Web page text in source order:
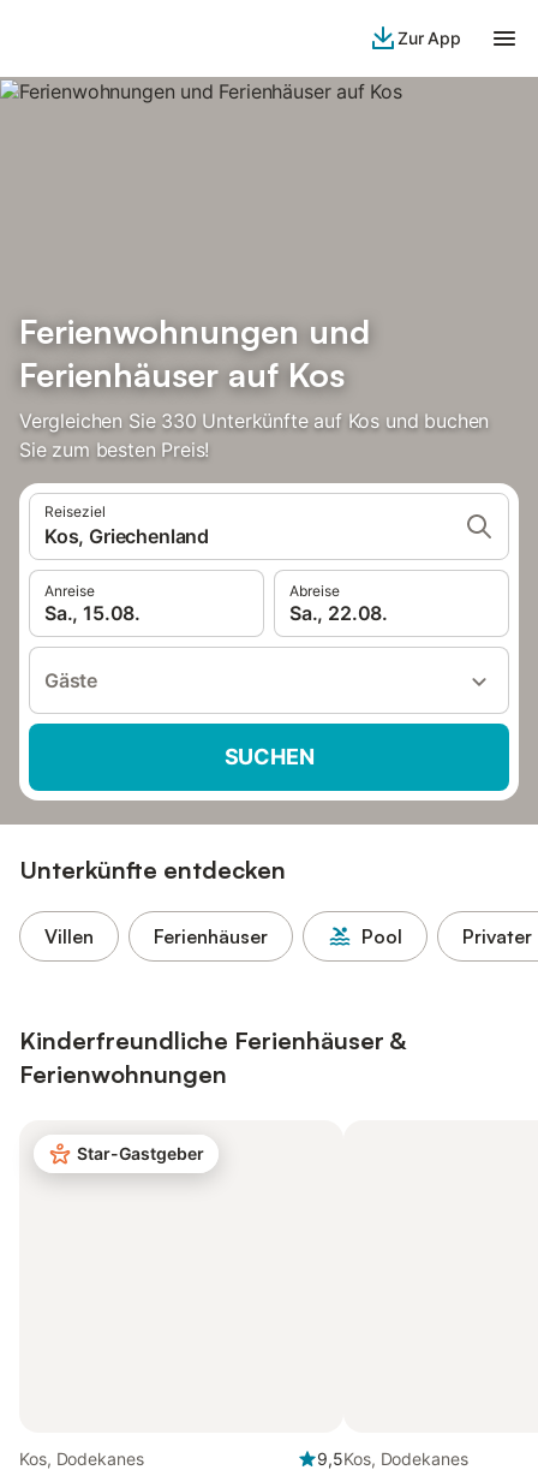
Zur App
Ferienwohnungen und
Ferienhäuser auf Kos
Vergleichen Sie 330 Unterkünfte auf Kos und buchen
Sie zum besten Preis!
Reiseziel
Kos, Griechenland
Anreise
Sa., 15.08.
Abreise
Sa., 22.08.
Gäste
SUCHEN
Unterkünfte entdecken
Villen Ferienhäuser Pool Privater
Kinderfreundliche Ferienhäuser &
Ferienwohnungen
Star-Gastgeber
Kos, Dodekanes
9,5Kos, Dodekanes